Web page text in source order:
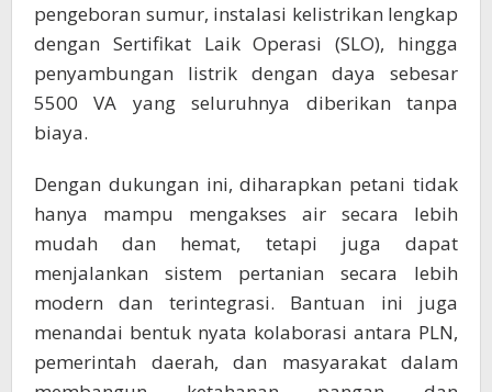
pengeboran sumur, instalasi kelistrikan lengkap
dengan Sertifikat Laik Operasi (SLO), hingga
penyambungan listrik dengan daya sebesar
5500 VA yang seluruhnya diberikan tanpa
biaya.
Dengan dukungan ini, diharapkan petani tidak
hanya mampu mengakses air secara lebih
mudah dan hemat, tetapi juga dapat
menjalankan sistem pertanian secara lebih
modern dan terintegrasi. Bantuan ini juga
menandai bentuk nyata kolaborasi antara PLN,
pemerintah daerah, dan masyarakat dalam